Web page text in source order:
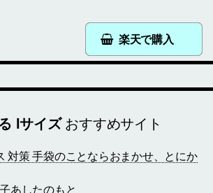
楽天で購入
lサイズおすすめサイト
対策 手袋のことならおまかせ、とにか
あしたのもと